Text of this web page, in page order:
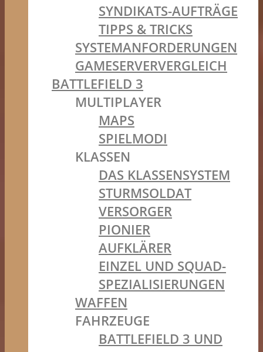
SYNDIKATS-AUFTRÄGE
TIPPS & TRICKS
SYSTEMANFORDERUNGEN
GAMESERVERVERGLEICH
BATTLEFIELD 3
MULTIPLAYER
MAPS
SPIELMODI
KLASSEN
DAS KLASSENSYSTEM
STURMSOLDAT
VERSORGER
PIONIER
AUFKLÄRER
EINZEL UND SQUAD-
SPEZIALISIERUNGEN
WAFFEN
FAHRZEUGE
BATTLEFIELD 3 UND